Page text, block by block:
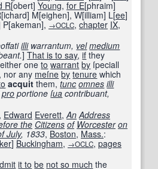
R[obert] Young, for E[phraim]
[ichard] M[eighen], W[illiam] L[ee]
P[akeman], →OCLC, chapter IX,
illiwarrantum, vel medium
]That is to say,if they
oneto warrant by ſpeciall
, nor any meſne by tenure which
acquit them,tunc omnes illi
pro portioneſua contribuant,
, Edward Everett,An Address
the Citizens of Worcester on
July, 1833, Boston, Mass.:
] Buckingham, →OCLC, pages
it to be not so much the